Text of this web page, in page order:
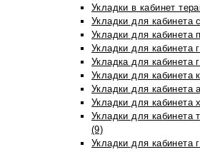
Укладки в кабинет
Укладки для кабинета
Укладки для кабинета
Укладки для кабинета
Укладка для кабинета
Укладки для кабинета
Укладки для кабинета
Укладки для кабинета
Укладки для кабинета
(9)
Укладки для кабинета